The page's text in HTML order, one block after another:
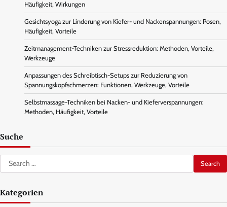
Häufigkeit, Wirkungen
Gesichtsyoga zur Linderung von Kiefer- und Nackenspannungen: Posen,
Häufigkeit, Vorteile
Zeitmanagement-Techniken zur Stressreduktion: Methoden, Vorteile,
Werkzeuge
Anpassungen des Schreibtisch-Setups zur Reduzierung von
Spannungskopfschmerzen: Funktionen, Werkzeuge, Vorteile
Selbstmassage-Techniken bei Nacken- und Kieferverspannungen:
Methoden, Häufigkeit, Vorteile
Suche
Search
for:
Kategorien